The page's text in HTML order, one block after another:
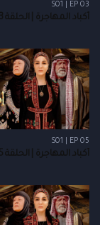
S01 | EP 03
أكباد المهاجرة | الحلقة 03
S01 | EP 05
أكباد المهاجرة | الحلقة 05